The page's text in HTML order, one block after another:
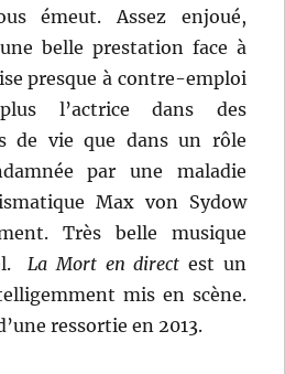
émeut. Assez enjoué,
belle prestation face à
presque à contre-emploi
l’actrice dans des
de vie que dans un rôle
par une maladie
Max von Sydow
Très belle musique
La Mort en direct est un
mis en scène.
ressortie en 2013.